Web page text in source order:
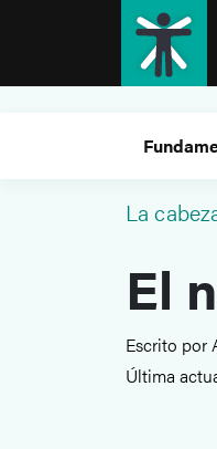
La
El
Escrito por
Última